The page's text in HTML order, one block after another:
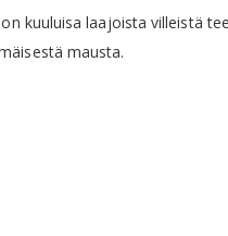
kuuluisa laajoista villeistä
mausta.